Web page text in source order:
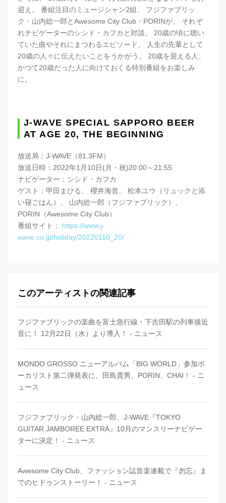
迎え。 番組注目のミュージシャン2組、 フジファブリッ
ク・山内総一郎とAwesome City Club・PORINが、 それぞ
れナビゲーターのシシド・カフカと対談。 20歳の頃に聴い
ていた曲やそれにまつわるエピソード、 人生の先輩として
20歳の人々に伝えたいことをうかがう。 20歳を迎える人、
かつて20歳だった人に向けておくる特別番組をお楽しみ
に。
J-WAVE SPECIAL SAPPORO BEER
AT AGE 20, THE BEGINNING
放送局：J-WAVE（81.3FM）
放送日時：2022年1月10日(月・祝)20:00～21:55
ナビゲーター：シシド・カフカ
ゲスト：甲田まひる、 櫻井海音、 松本ユウ（リュックと添
い寝ごはん）、 山内総一郎（フジファブリック）、
PORIN（Awesome City Club）
番組サイト：
https://www.j-
wave.co.jp/holiday/20220110_20/
このアーティストの関連記事
フジファブリックの楽曲を富士急行線・下吉田駅の列車接近
音に！ 12月22日（水）より導入！ - ニュース
MONDO GROSSO ニューアルバム「BIG WORLD」参加ボ
ーカリスト第二弾発表に、田島貴男、PORIN、CHAI！ - ニ
ュース
フジファブリック・山内総一郎、J-WAVE『TOKYO
GUITAR JAMBOREE EXTRA』10月のマンスリーナビゲー
ターに決定！ - ニュース
Awesome City Club、ファッション誌音楽連載で『勿忘』ま
でのヒドゥンストーリー！ - ニュース